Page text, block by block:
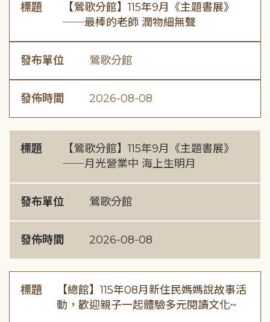
標題
【鶯歌分館】115年9月《主題書展》
──最棒的老師 潤物細無聲
發布單位 鶯歌分館
發佈時間 2026-08-08
標題
【鶯歌分館】115年9月《主題書展》
──月光營業中 海上生明月
發布單位 鶯歌分館
發佈時間 2026-08-08
標題
【總館】115年08月新住民媽媽說故事活
動，歡迎親子一起體驗多元閱讀文化~